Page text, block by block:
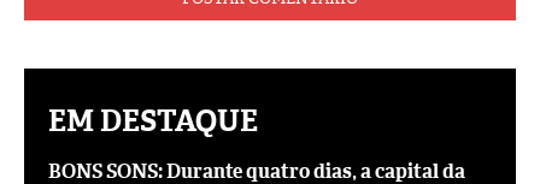
EM DESTAQUE
BONS SONS: Durante quatro dias, a capital da